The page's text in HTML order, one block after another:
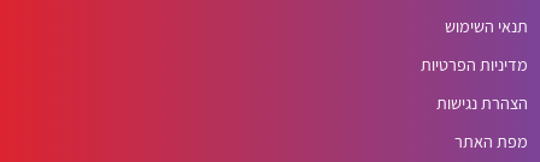
תנאי השימוש
מדיניות הפרטיות
הצהרת נגישות
מפת האתר